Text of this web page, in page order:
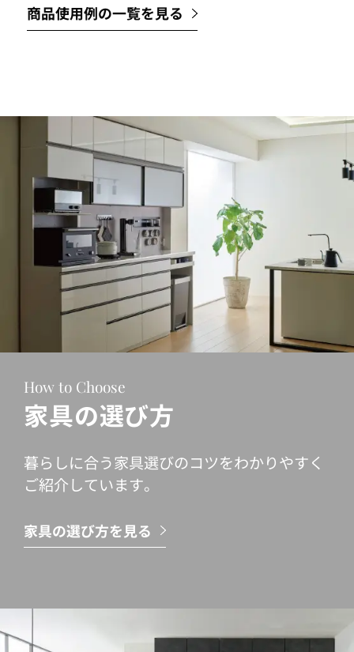
商品使用例の一覧を見る
How to Choose
家具の選び方
暮らしに合う家具選びのコツをわかりやすく
ご紹介しています。
家具の選び方を見る